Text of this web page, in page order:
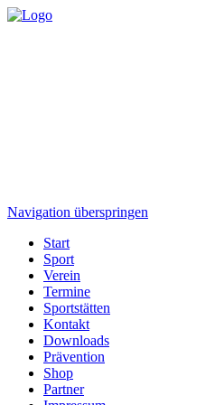
Navigation überspringen
Start
Sport
Verein
Termine
Sportstätten
Kontakt
Downloads
Prävention
Shop
Partner